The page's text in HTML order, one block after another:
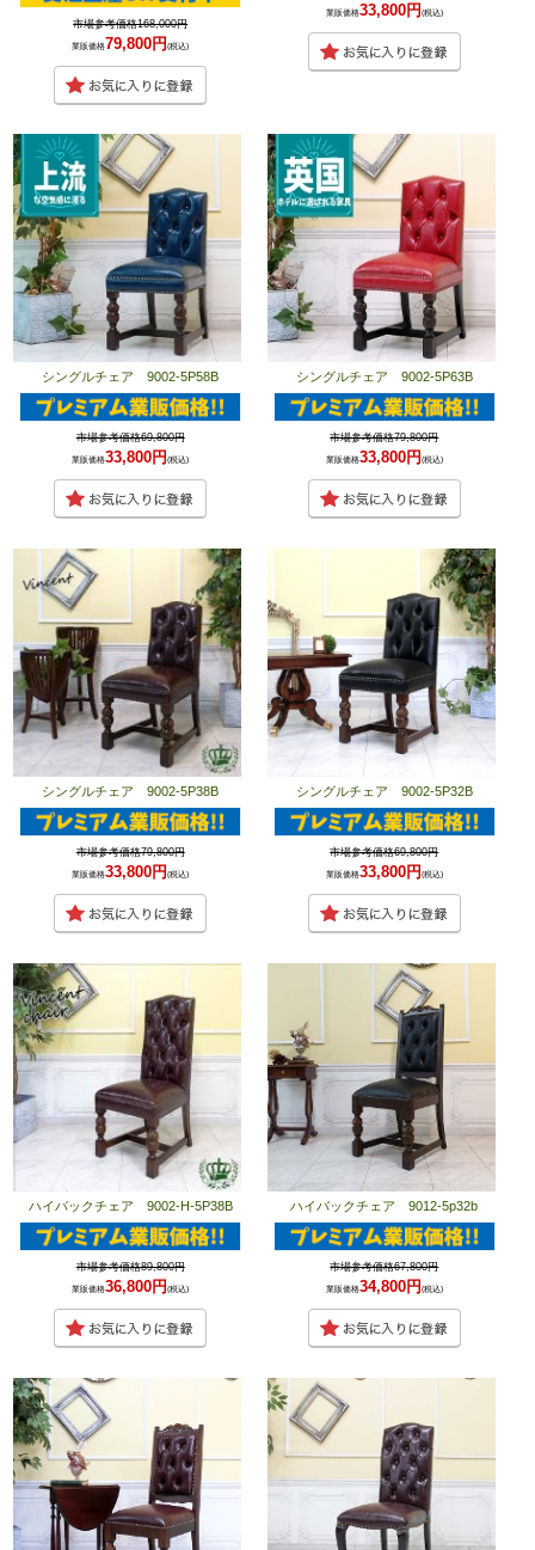
市場参考価格168,000円
業販価格79,800円(税込)
業販価格33,800円 (税込)
シングルチェア 9002-5P58B
市場参考価格69,800円
業販価格33,800円(税込)
シングルチェア 9002-5P63B
市場参考価格79,800円
業販価格33,800円 (税込)
シングルチェア 9002-5P38B
市場参考価格79,800円
業販価格33,800円(税込)
シングルチェア 9002-5P32B
市場参考価格69,800円
業販価格33,800円 (税込)
ハイバックチェア 9002-H-5P38B
市場参考価格89,800円
業販価格36,800円(税込)
ハイバックチェア 9012-5p32b
市場参考価格67,800円
業販価格34,800円 (税込)